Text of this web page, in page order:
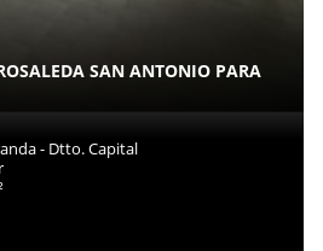
SAN ANTONIO PARA
- Dtto. Capital